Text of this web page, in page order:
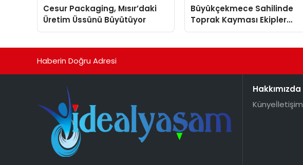
Cesur Packaging, Mısır’daki
Üretim Üssünü Büyütüyor
Büyükçekmece Sahilinde
Toprak Kayması Ekipler
Harekete Geçti
Haberin Doğru Adresi
Hakkımızda
Künyeİletişim